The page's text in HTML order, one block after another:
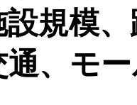
規模、
、モ